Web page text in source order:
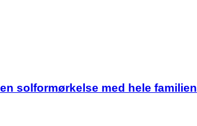
solformørkelse med hele familien